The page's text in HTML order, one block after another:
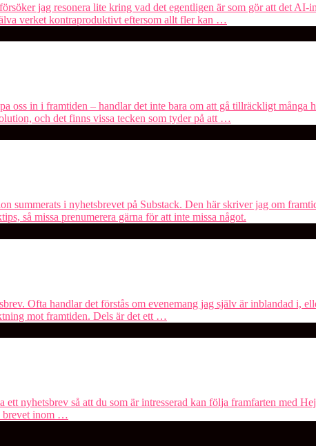
jag resonera lite kring vad det egentligen är som gör att det
verket kontraproduktivt eftersom allt fler kan …
in i framtiden – handlar det inte bara om att gå tillräckligt många
och det finns vissa tecken som tyder på att …
summerats i nyhetsbrevet på Substack. Den här skriver jag om
så missa prenumerera gärna för att inte missa något.
Ofta handlar det förstås om evenemang jag själv är inblandad i,
mot framtiden. Dels är det ett …
nyhetsbrev så att du som är intresserad kan följa framfarten med
brevet inom …